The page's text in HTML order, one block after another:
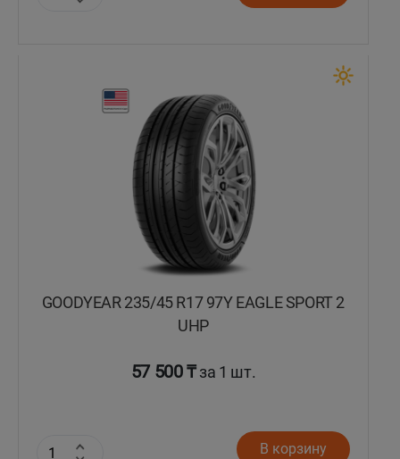
GOODYEAR 235/45 R17 97Y EAGLE SPORT 2
UHP
57 500 ₸за 1 шт.
В корзину